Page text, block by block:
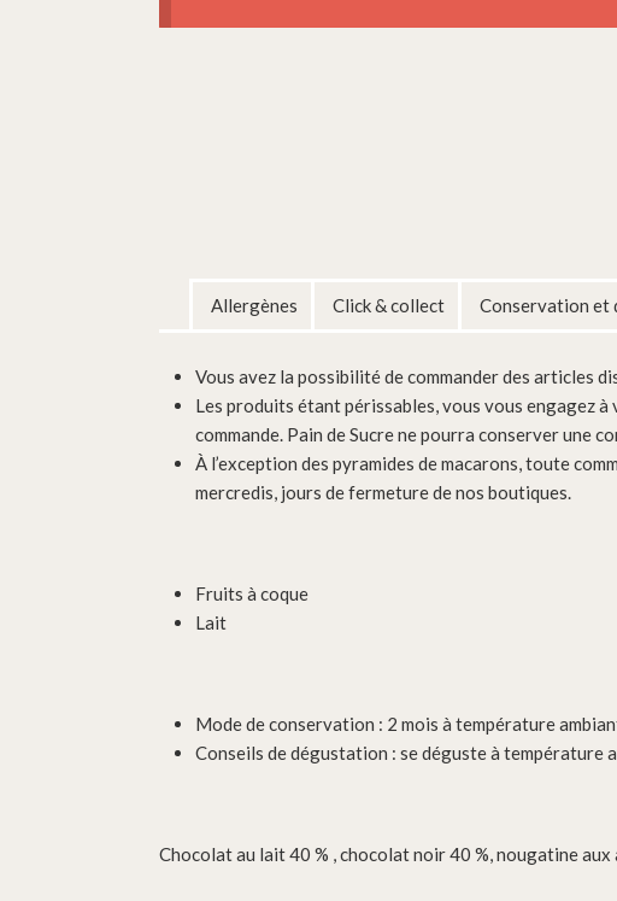
Allergènes Click & collect Conservation et
Vous avez la possibilité de commander des articles
Les produits étant périssables, vous vous engagez
commande. Pain de Sucre ne pourra conserver une
À l’exception des pyramides de macarons, toute
mercredis, jours de fermeture de nos boutiques.
Fruits à coque
Lait
Mode de conservation : 2 mois à température
Conseils de dégustation : se déguste à température
Chocolat au lait 40 % , chocolat noir 40 %, nougatine aux